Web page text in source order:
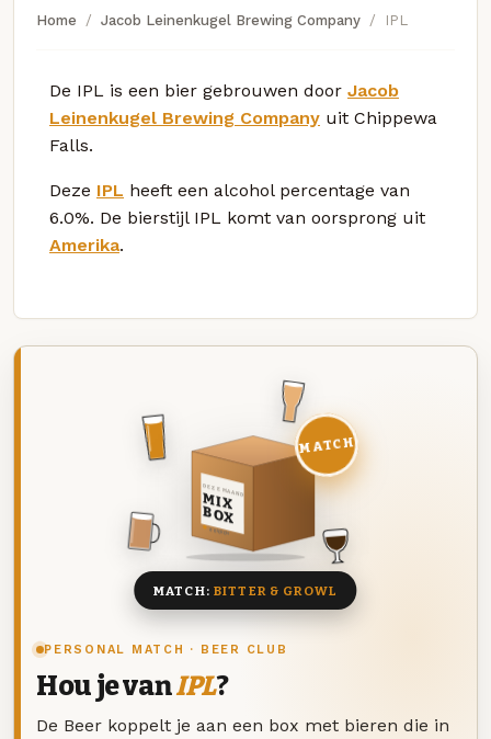
Home Jacob Leinenkugel Brewing Company IPL
De IPL is een bier gebrouwen door Jacob
Leinenkugel Brewing Company uit Chippewa
Falls.
Deze IPL heeft een alcohol percentage van
6.0%. De bierstijl IPL komt van oorsprong uit
Amerika.
PERSONAL MATCH · BEER CLUB
Hou je vanIPL?
De Beer koppelt je aan een box met bieren die in
DEZE MAAND
MIX
BOX
8 BIEREN
MATCH
MATCH: BITTER & GROWL